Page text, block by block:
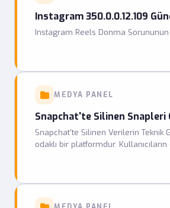
Instagram 350.0.0.12.109
Instagram Reels Donma
MEDYA PANEL
Snapchat'te Silinen Snapleri
Snapchat'te Silinen Verilerin Teknik
odaklı bir platformdur.